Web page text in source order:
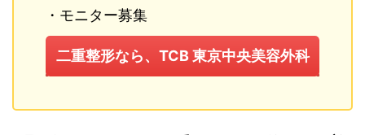
・モニター募集
二重整形なら、TCB 東京中央美容外科